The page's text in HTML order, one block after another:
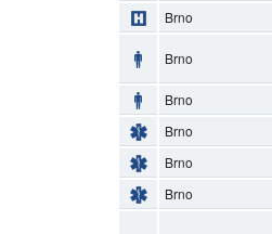
Brno
Brno
Brno
Brno
Brno
Brno